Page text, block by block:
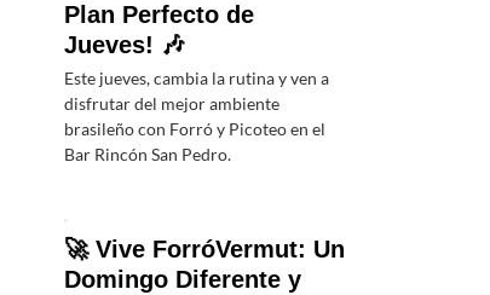
Plan Perfecto de
Jueves! 🎶
Este jueves, cambia la rutina y ven a
disfrutar del mejor ambiente
brasileño con Forró y Picoteo en el
Bar Rincón San Pedro.
🚀 Vive ForróVermut: Un
Domingo Diferente y